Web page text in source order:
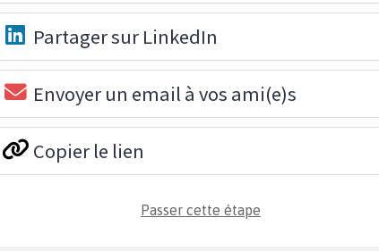
Partager sur LinkedIn
Envoyer un email à vos ami(e)s
Copier le lien
Passer cette étape